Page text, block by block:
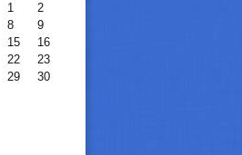
1
2
8
9
15
16
22
23
29
30